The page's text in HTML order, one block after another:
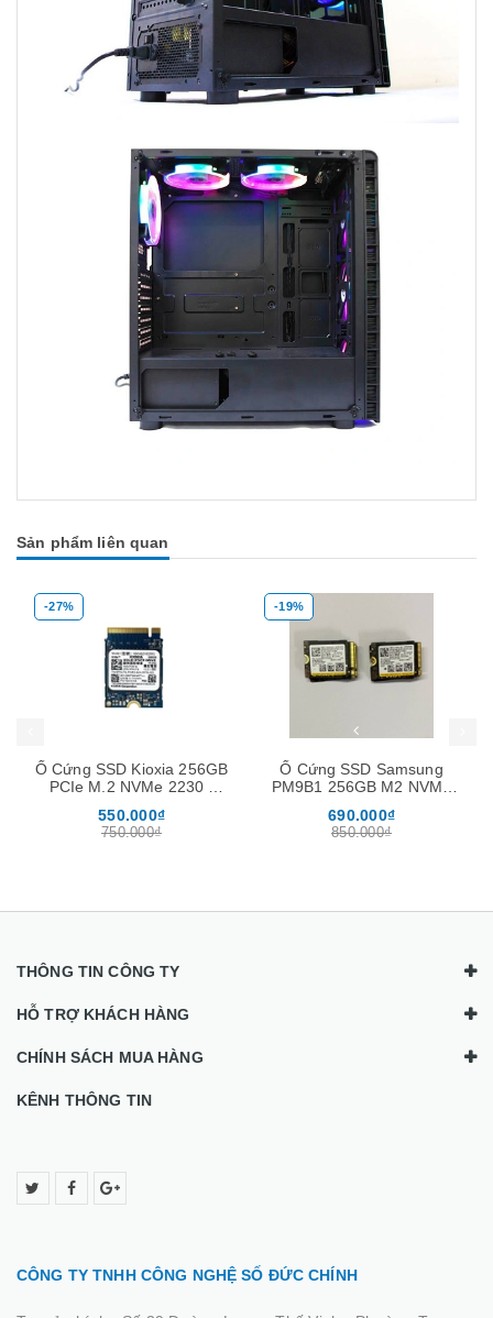
Sản phẩm liên quan
-27%
Ổ Cứng SSD Kioxia 256GB
PCIe M.2 NVMe 2230 (
550.000₫
750.000₫
-19%
Ổ Cứng SSD Samsung
PM9B1 256GB M2 NVMe
690.000₫
850.000₫
THÔNG TIN CÔNG TY
HỖ TRỢ KHÁCH HÀNG
CHÍNH SÁCH MUA HÀNG
KÊNH THÔNG TIN
CÔNG TY TNHH CÔNG NGHỆ SỐ ĐỨC CHÍNH